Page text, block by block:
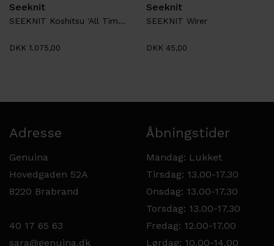
Seeknit
SEEKNIT Koshitsu 'All Time' pindesæt
DKK 1.075,00
Seeknit
SEEKNIT Wirer
DKK 45,00
Adresse
Genuina
Hovedgaden 52A
8220 Brabrand
40 17 65 63
sara@genuina.dk
Åbningstider
Mandag: Lukket
Tirsdag: 13.00-17.30
Onsdag: 13.00-17.30
Torsdag: 13.00-17.30
Fredag: 12.00-17.00
Lørdag: 10.00-14.00